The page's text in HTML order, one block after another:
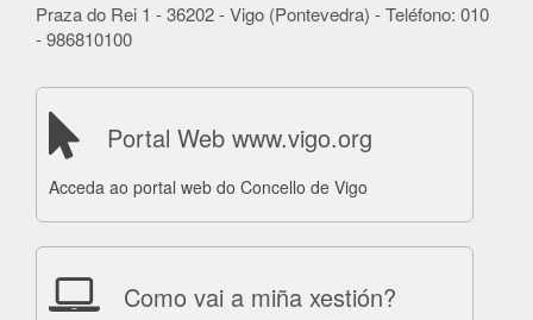
Praza do Rei 1 - 36202 - Vigo (Pontevedra) - Teléfono: 010
- 986810100
Portal Web www.vigo.org
Acceda ao portal web do Concello de Vigo
Como vai a miña xestión?